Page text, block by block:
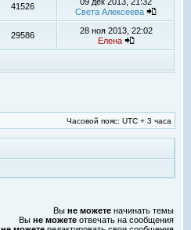
41526
Света Алексеева
29586
28 ноя 2013, 22:02
Елена
Часовой пояс: UTC + 3 часа
Вы не можете начинать темы
Вы не можете отвечать на сообщения